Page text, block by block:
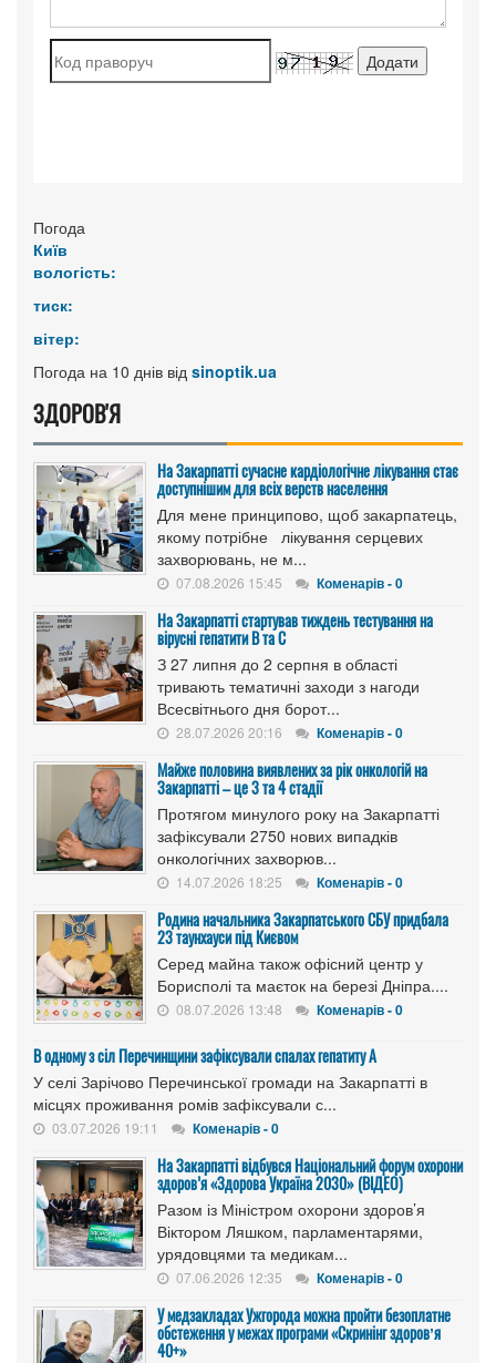
Погода
Київ
вологість:
тиск:
вітер:
Погода на 10 днів від sinoptik.ua
ЗДОРОВ'Я
На Закарпатті сучасне кардіологічне лікування стає
доступнішим для всіх верств населення
Для мене принципово, щоб закарпатець,
якому потрібне лікування серцевих
захворювань, не м...
07.08.2026 15:45 Коменарів - 0
На Закарпатті стартував тиждень тестування на
вірусні гепатити B та C
З 27 липня до 2 серпня в області
тривають тематичні заходи з нагоди
Всесвітнього дня борот...
28.07.2026 20:16 Коменарів - 0
Майже половина виявлених за рік онкологій на
Закарпатті – це 3 та 4 стадії
Протягом минулого року на Закарпатті
зафіксували 2750 нових випадків
онкологічних захворюв...
14.07.2026 18:25 Коменарів - 0
Родина начальника Закарпатського СБУ придбала
23 таунхауси під Києвом
Серед майна також офісний центр у
Борисполі та маєток на березі Дніпра....
08.07.2026 13:48 Коменарів - 0
В одному з сіл Перечинщини зафіксували спалах гепатиту А
У селі Зарічово Перечинської громади на Закарпатті в
місцях проживання ромів зафіксували с...
03.07.2026 19:11 Коменарів - 0
На Закарпатті відбувся Національний форум охорони
здоров’я «Здорова Україна 2030» (ВІДЕО)
Разом із Міністром охорони здоров’я
Віктором Ляшком, парламентарями,
урядовцями та медикам...
07.06.2026 12:35 Коменарів - 0
У медзакладах Ужгорода можна пройти безоплатне
обстеження у межах програми «Скринінг здоровʼя
40+»